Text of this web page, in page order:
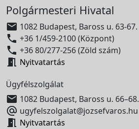
Polgármesteri Hivatal
 1082 Budapest, Baross u. 63-67.
 +36 1/459-2100 (Központ)
 +36 80/277-256 (Zöld szám)
 Nyitvatartás
Ügyfélszolgálat
 1082 Budapest, Baross u. 66–68.
 ugyfelszolgalat@jozsefvaros.hu
 Nyitvatartás